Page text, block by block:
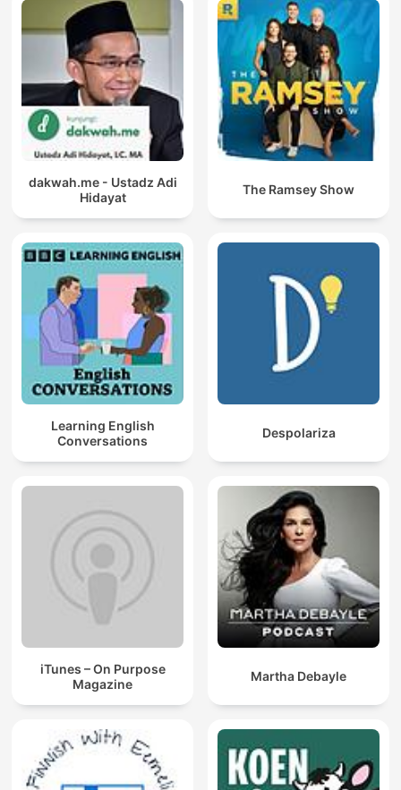
dakwah.me - Ustadz Adi
Hidayat
The Ramsey Show
Learning English
Conversations
Despolariza
iTunes – On Purpose
Magazine
Martha Debayle